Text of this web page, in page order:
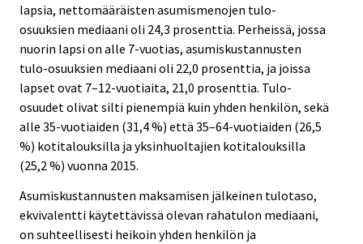
lapsia, nettomääräisten asumismenojen tulo-
osuuksien mediaani oli 24,3 prosenttia. Perheissä, jossa
nuorin lapsi on alle 7-vuotias, asumiskustannusten
tulo-osuuksien mediaani oli 22,0 prosenttia, ja joissa
lapset ovat 7–12-vuotiaita, 21,0 prosenttia. Tulo-
osuudet olivat silti pienempiä kuin yhden henkilön, sekä
alle 35-vuotiaiden (31,4 %) että 35–64-vuotiaiden (26,5
%) kotitalouksilla ja yksinhuoltajien kotitalouksilla
(25,2 %) vuonna 2015.
Asumiskustannusten maksamisen jälkeinen tulotaso,
ekvivalentti käytettävissä olevan rahatulon mediaani,
on suhteellisesti heikoin yhden henkilön ja